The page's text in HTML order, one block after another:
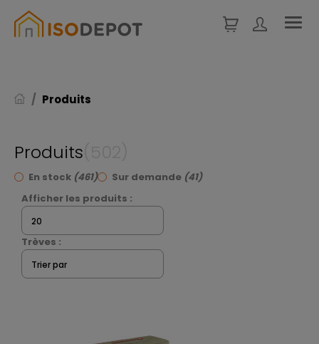
Produits
Produits
En stock (461) Sur demande (41)
Afficher les produits :
20
Trèves :
Trier par